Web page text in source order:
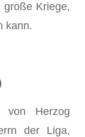
große Kriege,
kann.
von Herzog
der Liga,